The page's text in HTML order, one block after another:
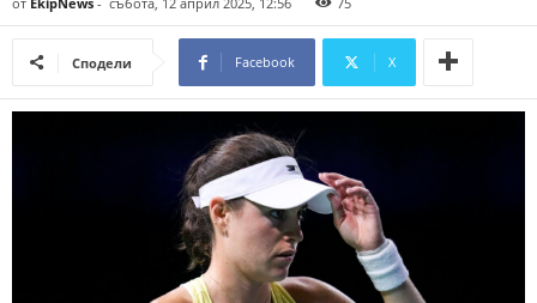
Сподели Facebook X